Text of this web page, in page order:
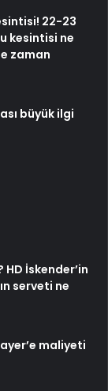
22-23
kesintisi ne
zaman
büyük ilgi
İskender’in
serveti ne
maliyeti